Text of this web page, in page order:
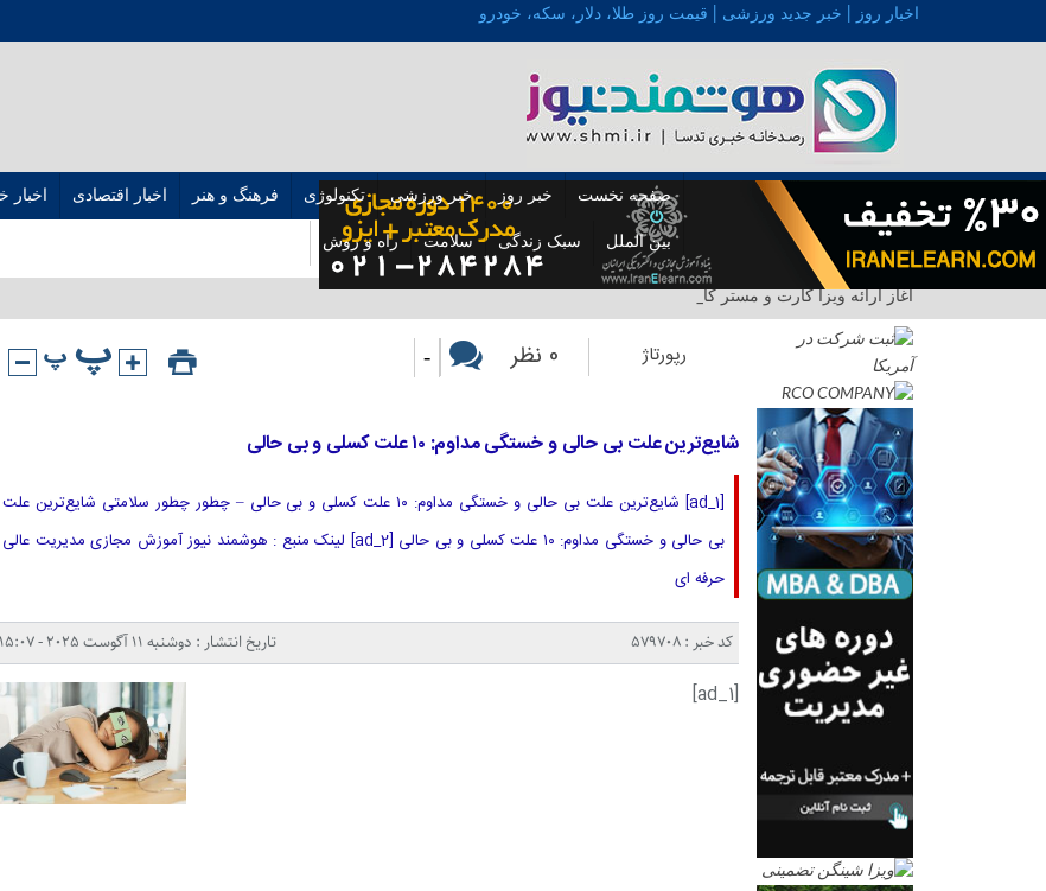
اخبار روز | خبر جدید ورزشی | قیمت روز طلا، دلار، سکه، خودرو
صفحه نخست خبر روز خبر ورزشی تکنولوژی فرهنگ و هنر اخبار اقتصادی اخبار
بین الملل سبک زندگی سلامت راه و روش
آغاز ارائه ویزا کارت و مستر کارت در ایرا_
رپورتاژ 0 نظر -
شایع‌ترین علت بی حالی و خستگی مداوم: ۱۰ علت کسلی و بی حالی
[ad_1] شایع‌ترین علت بی حالی و خستگی مداوم: ۱۰ علت کسلی و بی حالی – چطور چطور سلامتی شایع‌ترین علت
بی حالی و خستگی مداوم: ۱۰ علت کسلی و بی حالی [ad_2] لینک منبع : هوشمند نیوز آموزش مجازی مدیریت عالی
حرفه ای
کد خبر : 579708 تاریخ انتشار : دوشنبه 11 آگوست 2025 - 15:07
[ad_1]